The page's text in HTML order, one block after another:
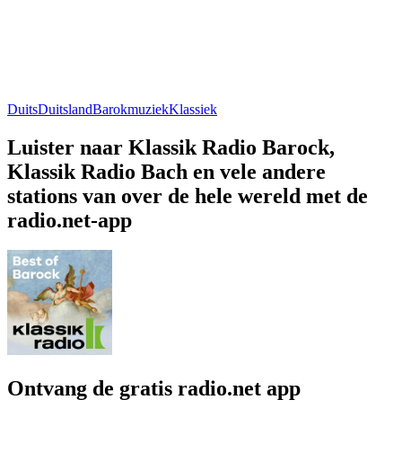
DuitsDuitslandBarokmuziekKlassiek
Luister naar Klassik Radio Barock,
Klassik Radio Bach en vele andere
stations van over de hele wereld met de
radio.net-app
Ontvang de gratis radio.net app